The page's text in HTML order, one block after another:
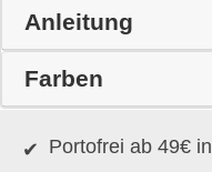
Anleitung
Farben
Portofrei ab 49€